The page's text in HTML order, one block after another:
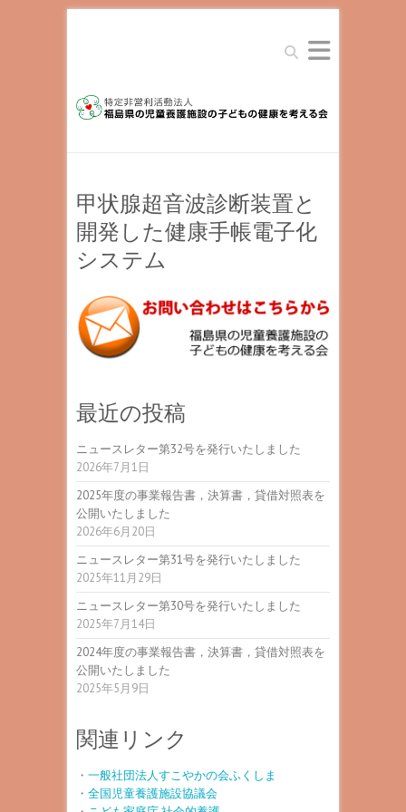
Search
甲状腺超音波診断装置と
開発した健康手帳電子化
システム
最近の投稿
ニュースレター第32号を発行いたしました
2026年7月1日
2025年度の事業報告書，決算書，貸借対照表を
公開いたしました
2026年6月20日
ニュースレター第31号を発行いたしました
2025年11月29日
ニュースレター第30号を発行いたしました
2025年7月14日
2024年度の事業報告書，決算書，貸借対照表を
公開いたしました
2025年5月9日
関連リンク
・ 一般社団法人すこやかの会ふくしま
・ 全国児童養護施設協議会